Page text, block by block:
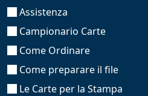
Assistenza
Campionario Carte
Come Ordinare
Come preparare il file
Le Carte per la Stampa